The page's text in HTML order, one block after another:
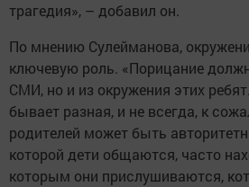
трагедия», – добавил он.
По мнению Сулейманова,
ключевую роль. «Порицание
СМИ, но и из окружения этих
бывает разная, и не всегда, к
родителей может быть
которой дети общаются, часто
которым они прислушиваются,